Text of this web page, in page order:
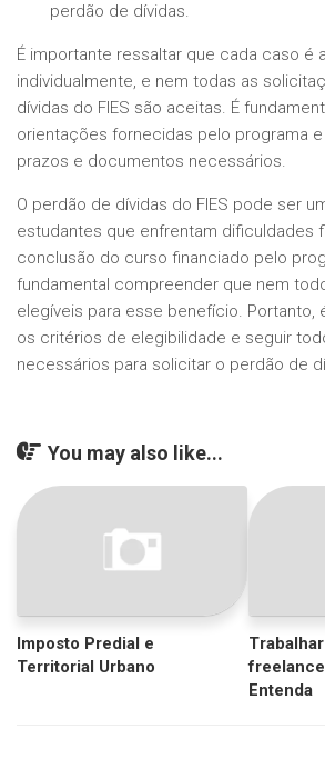
perdão de dívidas.
É importante ressaltar que cada caso é
individualmente, e nem todas as
dívidas do FIES são aceitas. É
orientações fornecidas pelo programa
prazos e documentos necessários.
O perdão de dívidas do FIES pode ser
estudantes que enfrentam dificuldades
conclusão do curso financiado pelo
fundamental compreender que nem
elegíveis para esse benefício. Portanto,
os critérios de elegibilidade e seguir
necessários para solicitar o perdão de
You may also like...
Imposto Predial e
Territorial Urbano
Entenda